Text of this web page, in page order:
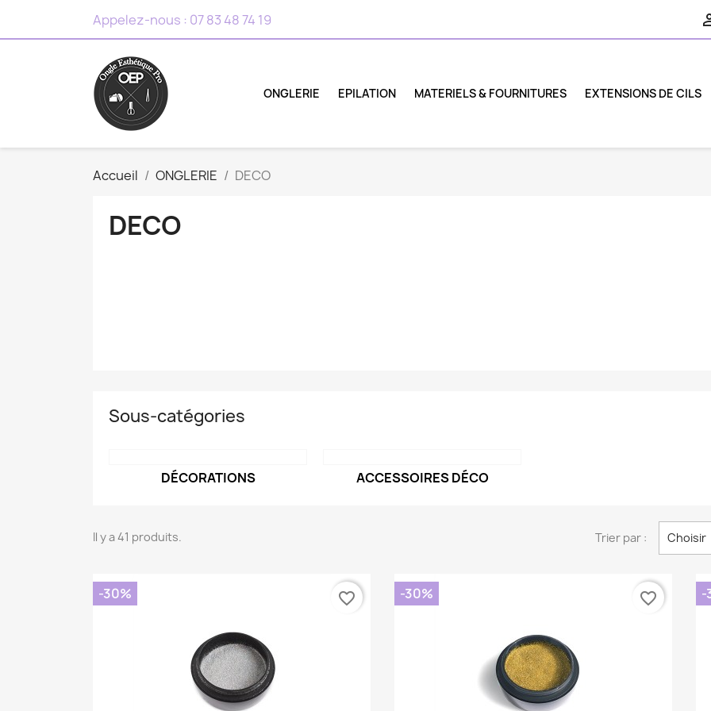
Appelez-nous : 07 83 48 74 19
ONGLERIE EPILATION MATERIELS & FOURNITURES EXTENSIONS DE CILS
Accueil ONGLERIE DECO
DECO
Sous-catégories
DÉCORATIONS ACCESSOIRES DÉCO
Il y a 41 produits. Trier par : Choisir
-30% favorite_border -30% favorite_border -